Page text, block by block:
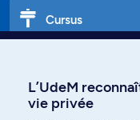
Cursus
L’UdeM
vie privée